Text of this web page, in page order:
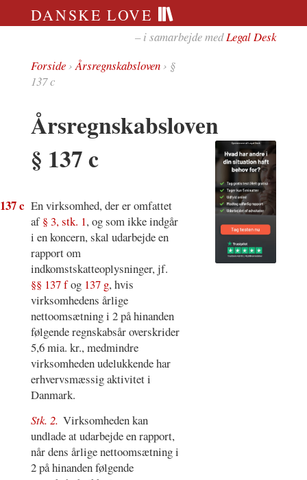
DANSKE LOVE
– i samarbejde medLegal Desk
Forside›Årsregnskabsloven› §
137 c
Årsregnskabsloven
§ 137 c
c En virksomhed, der er omfattet
af§ 3, stk. 1, og som ikke indgår
i en koncern, skal udarbejde en
rapport om
indkomstskatteoplysninger, jf.
§§ 137 fog 137 g, hvis
virksomhedens årlige
nettoomsætning i 2 på hinanden
følgende regnskabsår overskrider
5,6 mia. kr., medmindre
virksomheden udelukkende har
erhvervsmæssig aktivitet i
Danmark.
Stk. 2. Virksomheden kan
undlade at udarbejde en rapport,
når dens årlige nettoomsætning i
2 på hinanden følgende